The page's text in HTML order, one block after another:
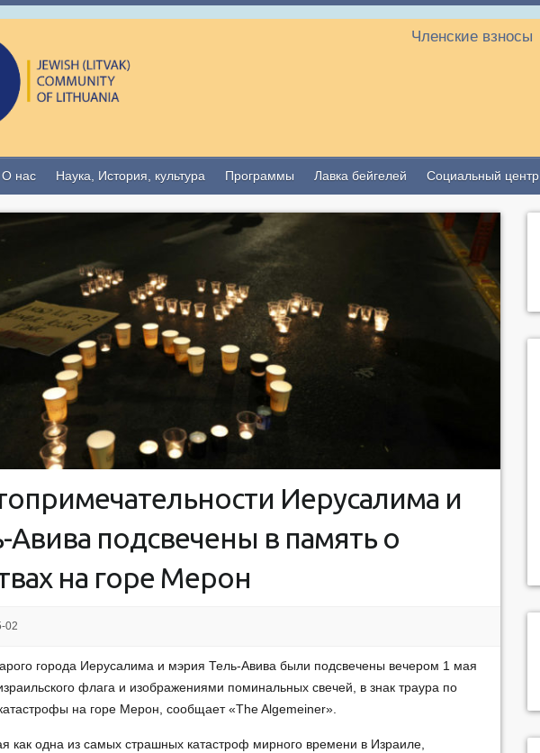
Членские взносы
О нас Наука, История, культура Программы Лавка бейгелей Социальный центр
Иерусалима и
Авива подсвечены в память о
на горе Мерон
02
города Иерусалима и мэрия Тель-Авива были подсвечены вечером 1 мая
флага и изображениями поминальных свечей, в знак траура по
на горе Мерон, сообщает «The Algemeiner».
как одна из самых страшных катастроф мирного времени в Израиле,